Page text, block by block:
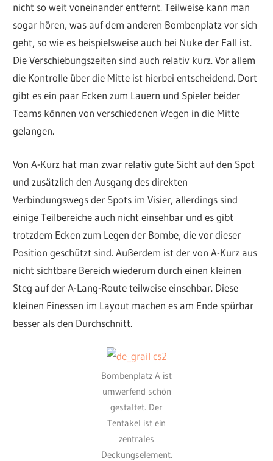
nicht so weit voneinander entfernt. Teilweise kann man
sogar hören, was auf dem anderen Bombenplatz vor sich
geht, so wie es beispielsweise auch bei Nuke der Fall ist.
Die Verschiebungszeiten sind auch relativ kurz. Vor allem
die Kontrolle über die Mitte ist hierbei entscheidend. Dort
gibt es ein paar Ecken zum Lauern und Spieler beider
Teams können von verschiedenen Wegen in die Mitte
gelangen.
Von A-Kurz hat man zwar relativ gute Sicht auf den Spot
und zusätzlich den Ausgang des direkten
Verbindungswegs der Spots im Visier, allerdings sind
einige Teilbereiche auch nicht einsehbar und es gibt
trotzdem Ecken zum Legen der Bombe, die vor dieser
Position geschützt sind. Außerdem ist der von A-Kurz aus
nicht sichtbare Bereich wiederum durch einen kleinen
Steg auf der A-Lang-Route teilweise einsehbar. Diese
kleinen Finessen im Layout machen es am Ende spürbar
besser als den Durchschnitt.
Bombenplatz A ist
umwerfend schön
gestaltet. Der
Tentakel ist ein
zentrales
Deckungselement.